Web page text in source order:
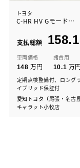
トヨタ
C-HR HV Gモードネロ
支払総額 158.1
車両価格
148 万円
諸費用
10.1 万円
定期点検整備付、ロング
イブリッド保証付
愛知トヨタ（尾張・名古
キャラット小牧店